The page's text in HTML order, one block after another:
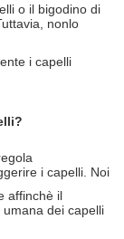
o il bigodino di
nonlo
i capelli
i capelli. Noi
affinchè il
dei capelli